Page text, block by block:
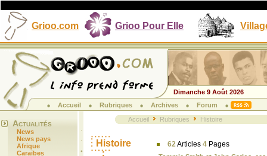
Grioo.com Grioo Pour Elle
Dimanche 9 Août 2026
Accueil
Rubriques Archives Forum
Actualités
News
News pays
Afrique
Caraïbes
Accueil Rubriques Histoire
Histoire 62Articles 4 Pages